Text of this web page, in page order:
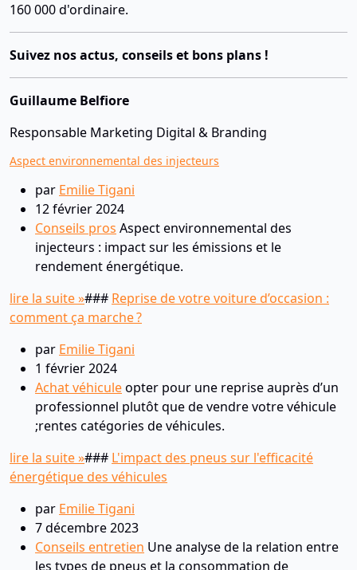
160 000 d'ordinaire.
Suivez nos actus, conseils et bons plans !
Guillaume Belfiore
Responsable Marketing Digital & Branding
Aspect environnemental des injecteurs
par Emilie Tigani
12 février 2024
Conseils pros Aspect environnemental des
injecteurs : impact sur les émissions et le
rendement énergétique.
lire la suite »### Reprise de votre voiture d’occasion :
comment ça marche ?
par Emilie Tigani
1 février 2024
Achat véhiculeopter pour une reprise auprès d’un
professionnel plutôt que de vendre votre véhicule
;rentes catégories de véhicules.
lire la suite »### L'impact des pneus sur l'efficacité
énergétique des véhicules
par Emilie Tigani
7 décembre 2023
Conseils entretien Une analyse de la relation entre
les types de pneus et la consommation de